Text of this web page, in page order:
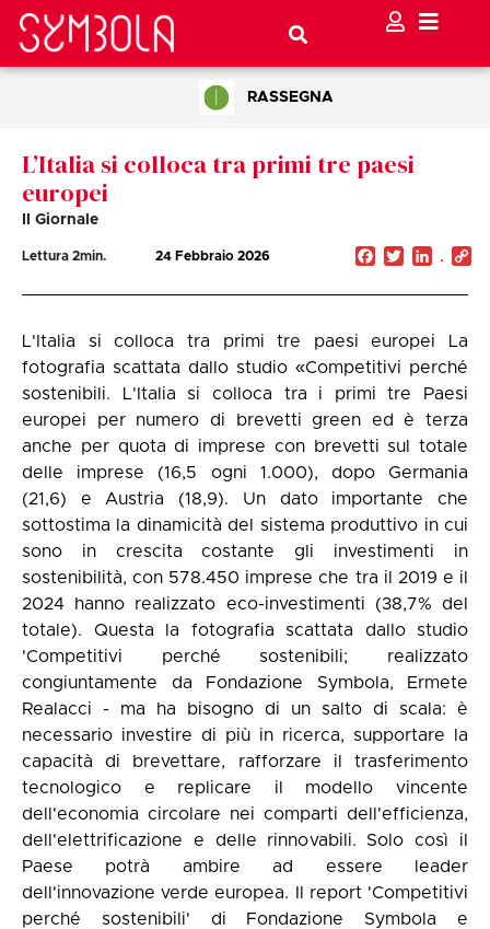
RASSEGNA
L’Italia si colloca tra primi tre paesi
europei
Il Giornale
Lettura 2min. 24 Febbraio 2026 Facebook
Twitter
L'Italia si colloca tra primi tre paesi europei La
fotografia scattata dallo studio «Competitivi perché
sostenibili. L'Italia si colloca tra i primi tre Paesi
europei per numero di brevetti green ed è terza
anche per quota di imprese con brevetti sul totale
delle imprese (16,5 ogni 1.000), dopo Germania
(21,6) e Austria (18,9). Un dato importante che
sottostima la dinamicità del sistema produttivo in cui
sono in crescita costante gli investimenti in
sostenibilità, con 578.450 imprese che tra il 2019 e il
2024 hanno realizzato eco-investimenti (38,7% del
totale). Questa la fotografia scattata dallo studio
'Competitivi perché sostenibili; realizzato
congiuntamente da Fondazione Symbola, Ermete
Realacci - ma ha bisogno di un salto di scala: è
necessario investire di più in ricerca, supportare la
capacità di brevettare, rafforzare il trasferimento
tecnologico e replicare il modello vincente
dell'economia circolare nei comparti dell'efficienza,
dell'elettrificazione e delle rinnovabili. Solo così il
Paese potrà ambire ad essere leader
dell'innovazione verde europea. Il report 'Competitivi
perché sostenibili' di Fondazione Symbola e